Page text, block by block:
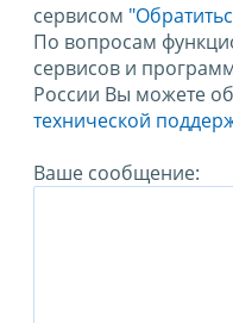
сервисом
По вопросам
сервисов и
России Вы можете
технической
Ваше сообщение: